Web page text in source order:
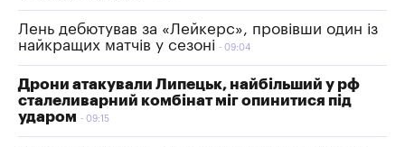
Лень дебютував за «Лейкерс», провівши один із
найкращих матчів у сезоні
09:04
Дрони атакували Липецьк, найбільший у рф
сталеливарний комбінат міг опинитися під
ударом
09:15